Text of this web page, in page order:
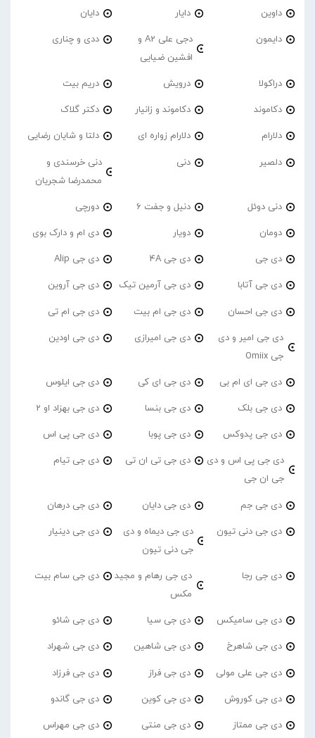
داوین دایار دایان
دایمون
دجی علی A2 و
افشین ضیایی
ددی و چناری
دراکولا درویش دریم بیت
دکاموند دکاموند و زانیار دکتر گلاک
دلارام دلارام زواره ای دلتا و شایان رضایی
دلصیر دنی
دنی خرسندی و
محمدرضا شجریان
دنی دوئل دنیل و جفت 6 دورچی
دومان دویار دی ام و دارک بوی
دی جی دی جی 4A دی جی Alip
دی جی آتابا دی جی آرمین تیک دی جی آروین
دی جی احسان دی جی ام بیت دی جی ام تی
دی جی امیر و دی
جی Omiix
دی جی امیرازی دی جی اودین
دی جی ای ام بی دی جی ای کی دی جی ایلوس
دی جی بلک دی جی بنسا دی جی بهزاد او 2
دی جی پدوکس دی جی پوبا دی جی پی اس
دی جی پی اس و دی
جی ان جی
دی جی تی ان تی دی جی تیام
دی جی جم دی جی دایان دی جی درهان
دی جی دنی تیون
دی جی دیماه و دی
جی دنی تیون
دی جی دینیار
دی جی رجا
دی جی رهام و مجید
مکس
دی جی سام بیت
دی جی سامیکس دی جی سیا دی جی شائو
دی جی شاهرخ دی جی شاهین دی جی شهراد
دی جی علی مولی دی جی فراز دی جی فرزاد
دی جی کوروش دی جی کوین دی جی گاندو
دی جی ممتاز دی جی منتی دی جی مهراس